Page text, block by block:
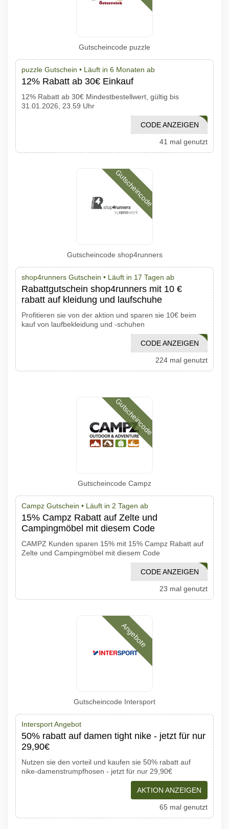
Gutscheincode puzzle
puzzle Gutschein • Läuft in 6 Monaten ab
12% Rabatt ab 30€ Einkauf
12% Rabatt ab 30€ Mindestbestellwert, gültig bis
31.01.2026, 23.59 Uhr
AWPUZ1226
CODE ANZEIGEN
41 mal genutzt
Gutscheincode
Gutscheincode shop4runners
shop4runners Gutschein • Läuft in 17 Tagen ab
Rabattgutschein shop4runners mit 10 €
rabatt auf kleidung und laufschuhe
Profitieren sie von der aktion und sparen sie 10€ beim
kauf von laufbekleidung und -schuhen
S4R10EAWRBTT
CODE ANZEIGEN
224 mal genutzt
Gutscheincode
Gutscheincode Campz
Campz Gutschein • Läuft in 2 Tagen ab
15% Campz Rabatt auf Zelte und
Campingmöbel mit diesem Code
CAMPZ Kunden sparen 15% mit 15% Campz Rabatt auf
Zelte und Campingmöbel mit diesem Code
CAMPING15
CODE ANZEIGEN
23 mal genutzt
Angebote
Gutscheincode Intersport
Intersport Angebot
50% rabatt auf damen tight nike - jetzt für nur
29,90€
Nutzen sie den vorteil und kaufen sie 50% rabatt auf
nike-damenstrumpfhosen - jetzt für nur 29,90€
AKTION ANZEIGEN
65 mal genutzt